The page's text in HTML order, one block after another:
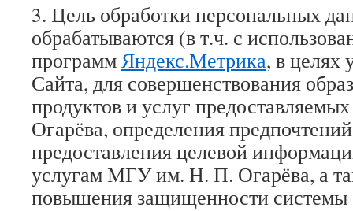
3. Цель обработки персональных
обрабатываются (в т.ч. с
программЯндекс.Метрика, в целях
Сайта, для совершенствования
продуктов и услуг
Огарёва, определения
предоставления целевой
услугам МГУ им. Н. П. Огарёва, а
повышения защищенности системы